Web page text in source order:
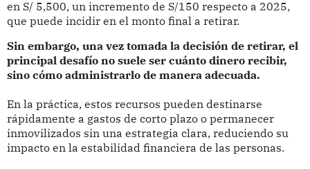
en S/ 5,500, un incremento de S/150 respecto a 2025,
que puede incidir en el monto final a retirar.
Sin embargo, una vez tomada la decisión de retirar, el
principal desafío no suele ser cuánto dinero recibir,
sino cómo administrarlo de manera adecuada.
En la práctica, estos recursos pueden destinarse
rápidamente a gastos de corto plazo o permanecer
inmovilizados sin una estrategia clara, reduciendo su
impacto en la estabilidad financiera de las personas.